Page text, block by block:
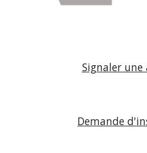
Signaler une
Demande